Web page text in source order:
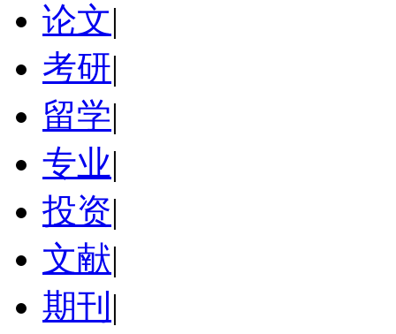
论文|
考研|
留学|
专业|
投资|
文献|
期刊 |